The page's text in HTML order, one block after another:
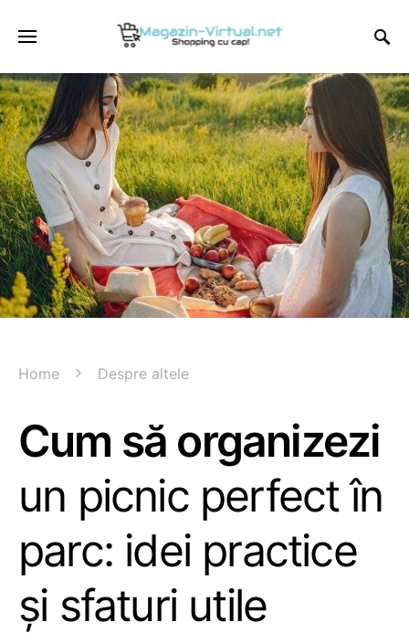
Home Despre altele
Cum să organizezi
un picnic perfect în
parc: idei practice
și sfaturi utile